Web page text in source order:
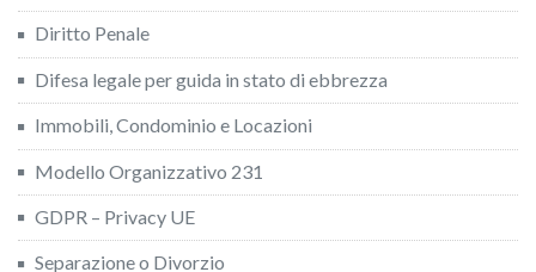
Diritto Penale
Difesa legale per guida in stato di ebbrezza
Immobili, Condominio e Locazioni
Modello Organizzativo 231
GDPR – Privacy UE
Separazione o Divorzio